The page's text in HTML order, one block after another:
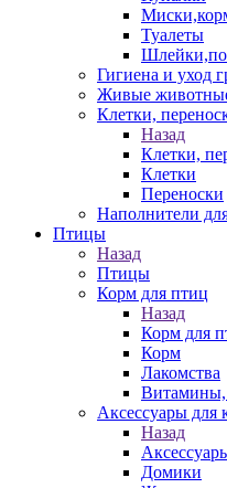
Туалеты
Гигиена и уход
Живые
Клетки,
Назад
Клетки,
Клетки
Переноски
Наполнители
Птицы
Назад
Птицы
Корм для птиц
Назад
Корм для
Корм
Лакомства
Витамины,
Аксессуары для
Назад
Домики